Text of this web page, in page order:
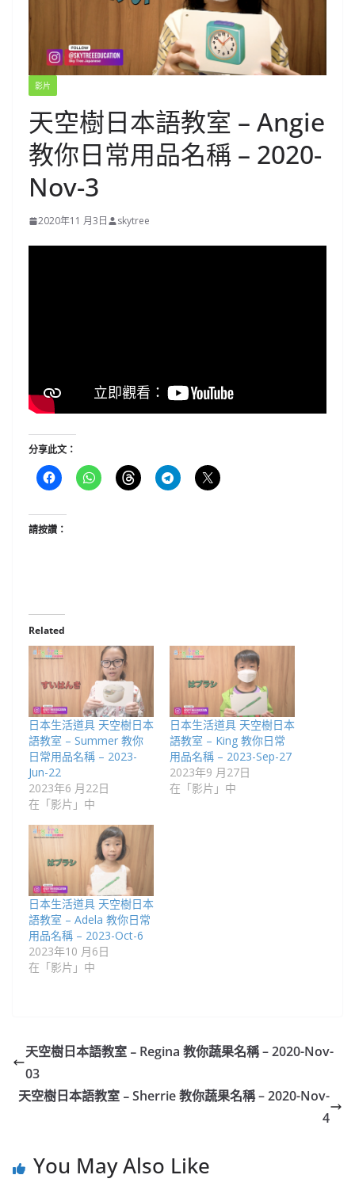
影片
天空樹日本語教室 – Angie​
教你日常用品名稱 – 2020-
Nov-3
2020年11 月3日 skytree
分享此文：
請按讚：
Related
日本生活道具 天空樹日本
語教室 – Summer 教你
日常用品名稱 – 2023-
Jun-22
2023年6 月22日
在「影片」中
日本生活道具 天空樹日本
語教室 – King 教你日常
用品名稱 – 2023-Sep-27
2023年9 月27日
在「影片」中
日本生活道具 天空樹日本
語教室 – Adela 教你日常
用品名稱 – 2023-Oct-6
2023年10 月6日
在「影片」中
天空樹日本語教室﹣Regina 教你蔬果名稱 – 2020-Nov-
03
天空樹日本語教室﹣Sherrie 教你蔬果名稱 – 2020-Nov-
4
You May Also Like